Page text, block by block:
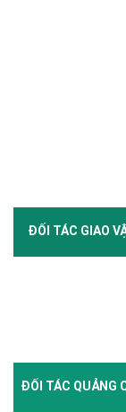
ĐỐI TÁC GIAO
ĐỐI TÁC QUẢNG